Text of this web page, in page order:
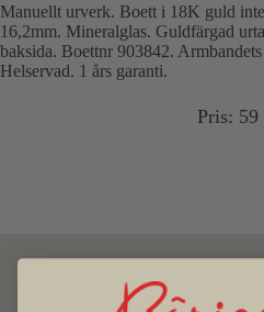
Manuellt urverk. Boett i 18K guld
16,2mm. Mineralglas. Guldfärgad
baksida. Boettnr 903842.
Helservad. 1 års garanti.
Pris: 59